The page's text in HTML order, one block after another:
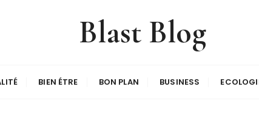
Blast Blog
BIEN ÉTRE BON PLAN BUSINESS